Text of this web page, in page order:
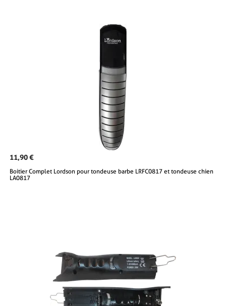
11,90 €
Boitier Complet Lordson pour tondeuse barbe LRFC0817 et tondeuse chien
LA0817